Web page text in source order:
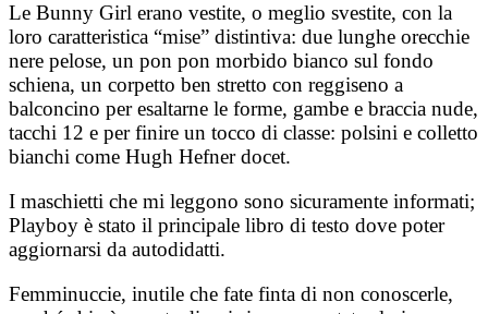
Le Bunny Girl erano vestite, o meglio svestite, con la
loro caratteristica “mise” distintiva: due lunghe orecchie
nere pelose, un pon pon morbido bianco sul fondo
schiena, un corpetto ben stretto con reggiseno a
balconcino per esaltarne le forme, gambe e braccia nude,
tacchi 12 e per finire un tocco di classe: polsini e colletto
bianchi come Hugh Hefner docet.
I maschietti che mi leggono sono sicuramente informati;
Playboy è stato il principale libro di testo dove poter
aggiornarsi da autodidatti.
Femminuccie, inutile che fate finta di non conoscerle,